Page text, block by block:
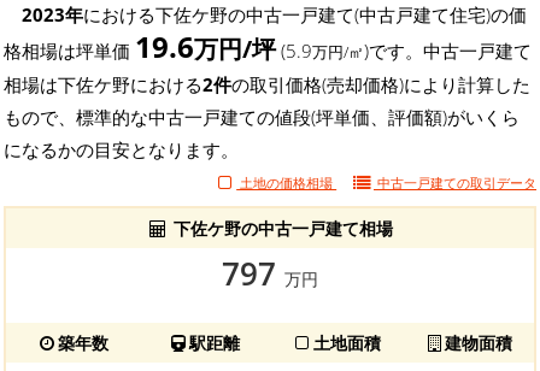
2023年における下佐ケ野の中古一戸建て(中古戸建て住宅)の価
格相場は坪単価 19.6万円/坪(5.9万円/㎡)です。中古一戸建て
相場は下佐ケ野における2件の取引価格(売却価格)により計算した
もので、標準的な中古一戸建ての値段(坪単価、評価額)がいくら
になるかの目安となります。
土地の価格相場 中古一戸建ての取引データ
下佐ケ野の中古一戸建て相場
797 万円
築年数 駅距離 土地面積 建物面積